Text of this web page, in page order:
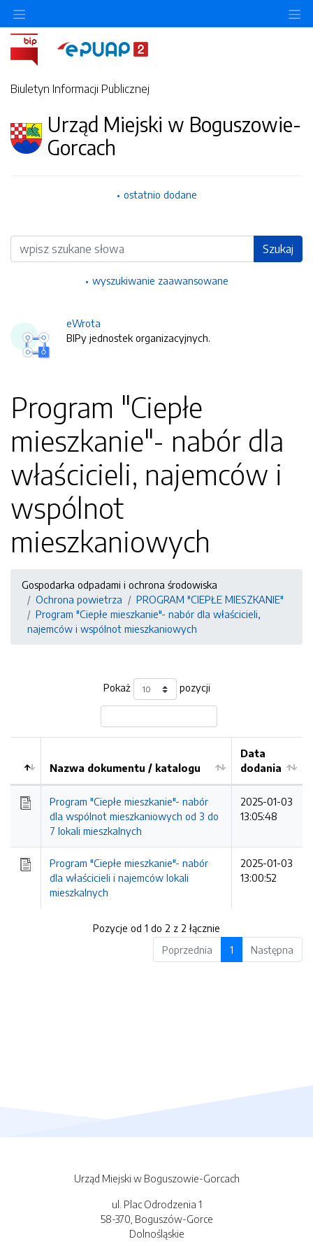
Biuletyn Informacji Publicznej
Urząd Miejski w Boguszowie-
Gorcach
ostatnio dodane
Wyszukiwarka Szukaj
wyszukiwanie zaawansowane
eWrota
BIPy jednostek organizacyjnych.
Program "Ciepłe
mieszkanie"- nabór dla
właścicieli, najemców i
wspólnot
mieszkaniowych
Gospodarka odpadami i ochrona środowiska
Ochrona powietrza
PROGRAM "CIEPŁE MIESZKANIE"
Program "Ciepłe mieszkanie"- nabór dla właścicieli,
najemców i wspólnot mieszkaniowych
Pokaż pozycji
Kolejność
Nazwa dokumentu / katalogu
Data
dodania
Program "Ciepłe mieszkanie"- nabór
dla wspólnot mieszkaniowych od 3 do
7 lokali mieszkalnych
2025-01-03
13:05:48
Program "Ciepłe mieszkanie"- nabór
dla właścicieli i najemców lokali
mieszkalnych
2025-01-03
13:00:52
Pozycje od 1 do 2 z 2 łącznie
Poprzednia
1 Następna
Urząd Miejski w Boguszowie-Gorcach
ul. Plac Odrodzenia 1
58-370, Boguszów-Gorce
Dolnośląskie